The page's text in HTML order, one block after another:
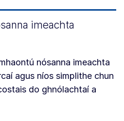
imeachta
nósanna imeachta
agus níos simplithe chun
do ghnólachtaí a